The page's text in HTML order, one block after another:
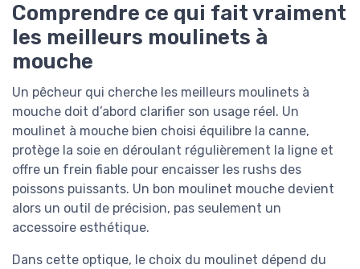
Comprendre ce qui fait vraiment
les meilleurs moulinets à
mouche
Un pêcheur qui cherche les meilleurs moulinets à
mouche doit d’abord clarifier son usage réel. Un
moulinet à mouche bien choisi équilibre la canne,
protège la soie en déroulant régulièrement la ligne et
offre un frein fiable pour encaisser les rushs des
poissons puissants. Un bon moulinet mouche devient
alors un outil de précision, pas seulement un
accessoire esthétique.
Dans cette optique, le choix du moulinet dépend du